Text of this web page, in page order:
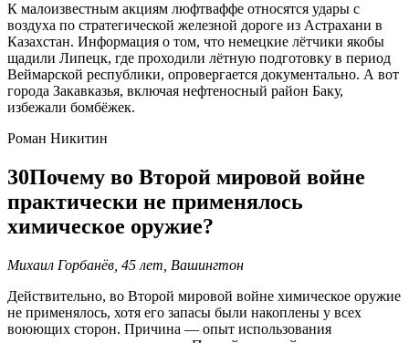
К малоизвестным акциям люфтваффе относятся удары с
воздуха по стратегической железной дороге из Астрахани в
Казахстан. Информация о том, что немецкие лётчики якобы
щадили Липецк, где проходили лётную подготовку в период
Веймарской республики, опровергается документально. А вот
города Закавказья, включая нефтеносный район Баку,
избежали бомбёжек.
Роман Никитин
30Почему во Второй мировой войне
практически не применялось
химическое оружие?
Михаил Горбанёв, 45 лет, Вашингтон
Действительно, во Второй мировой войне химическое оружие
не применялось, хотя его запасы были накоплены у всех
воюющих сторон. Причина — опыт использования